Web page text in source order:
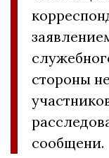
стороны
сообщени.